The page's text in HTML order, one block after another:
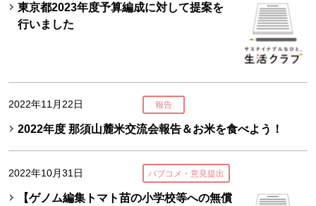
東京都2023年度予算編成に対して提案を
行いました
2022年11月22日 報告
2022年度 那須山麓米交流会報告＆お米を食べよう！
2022年10月31日 パブコメ・意見提出
【ゲノム編集トマト苗の小学校等への無償